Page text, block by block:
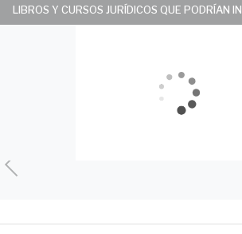
LIBROS Y CURSOS JURÍDICOS QUE PODRÍAN